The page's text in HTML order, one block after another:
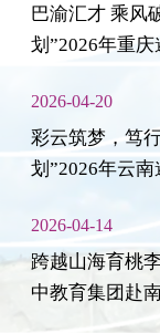
巴渝汇才 乘
划”2026年重
2026-04-20
彩云筑梦，笃
划”2026年云
2026-04-14
跨越山海育桃
中教育集团赴